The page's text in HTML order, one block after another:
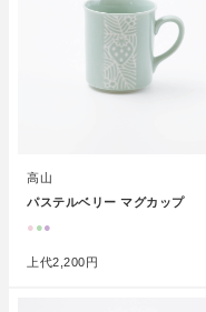
高山
パステルベリー マグカップ
● ●●
上代2,200円